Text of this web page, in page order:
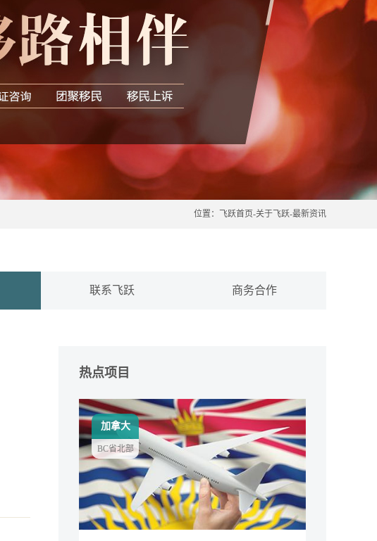
位置： 飞跃首页-关于飞跃-最新资讯
联系飞跃 商务合作
热点项目
加拿大
BC省北部